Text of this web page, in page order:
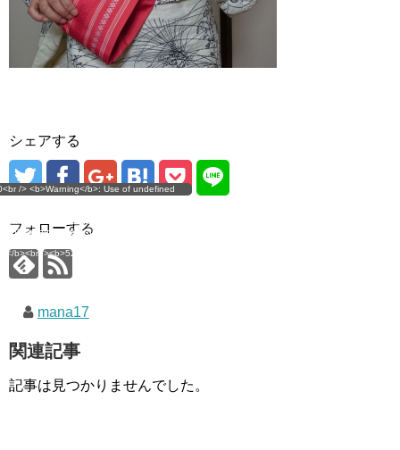
シェアする
error
b>: Use of undefined
public_html/wp-
ultimate-google-
b><br />
/> <b>Warning</b>: Use of undefined
mana17/yukimana.com/public_html/wp-
content/plugins/ultimate-google-
<b>524</b><br />
フォローする
mana17
関連記事
記事は見つかりませんでした。